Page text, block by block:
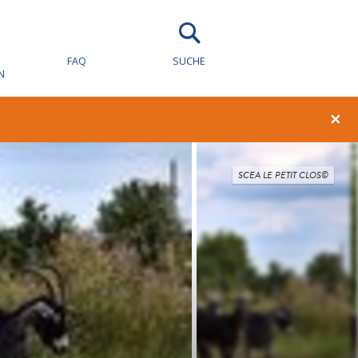
FAQ SUCHE
×
SCEA LE PETIT CLOS©